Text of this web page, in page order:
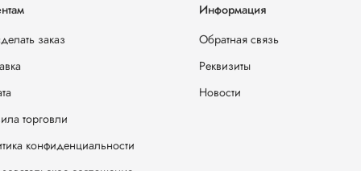
заказ
торговли
конфиденциальности
Информация
Обратная связь
Реквизиты
Новости